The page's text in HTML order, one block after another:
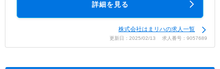
詳細を見る
株式会社はまリハの求人一覧
更新日：2025/02/13 求人番号：9057689